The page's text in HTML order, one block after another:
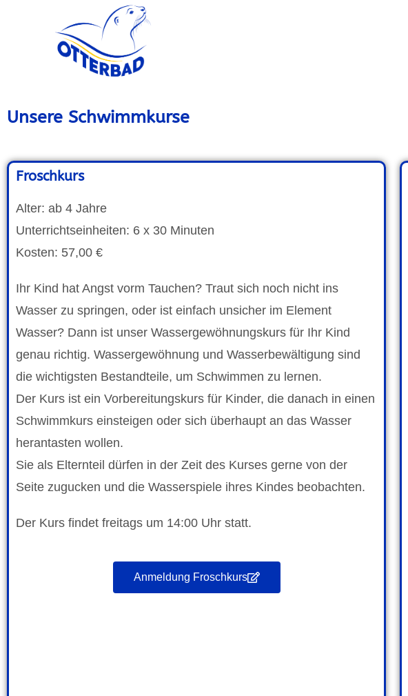
Unsere Schwimmkurse
Froschkurs
Alter: ab 4 Jahre
Unterrichtseinheiten: 6 x 30 Minuten
Kosten: 57,00 €
Ihr Kind hat Angst vorm Tauchen? Traut sich noch nicht ins
Wasser zu springen, oder ist einfach unsicher im Element
Wasser? Dann ist unser Wassergewöhnungskurs für Ihr Kind
genau richtig. Wassergewöhnung und Wasserbewältigung sind
die wichtigsten Bestandteile, um Schwimmen zu lernen.
Der Kurs ist ein Vorbereitungskurs für Kinder, die danach in einen
Schwimmkurs einsteigen oder sich überhaupt an das Wasser
herantasten wollen.
Sie als Elternteil dürfen in der Zeit des Kurses gerne von der
Seite zugucken und die Wasserspiele ihres Kindes beobachten.
Der Kurs findet freitags um 14:00 Uhr statt.
Anmeldung Froschkurs